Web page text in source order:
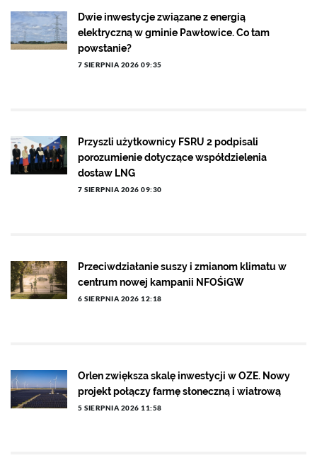
Dwie inwestycje związane z energią
elektryczną w gminie Pawłowice. Co tam
powstanie?
7 SIERPNIA 2026 09:35
Przyszli użytkownicy FSRU 2 podpisali
porozumienie dotyczące współdzielenia
dostaw LNG
7 SIERPNIA 2026 09:30
Przeciwdziałanie suszy i zmianom klimatu w
centrum nowej kampanii NFOŚiGW
6 SIERPNIA 2026 12:18
Orlen zwiększa skalę inwestycji w OZE. Nowy
projekt połączy farmę słoneczną i wiatrową
5 SIERPNIA 2026 11:58